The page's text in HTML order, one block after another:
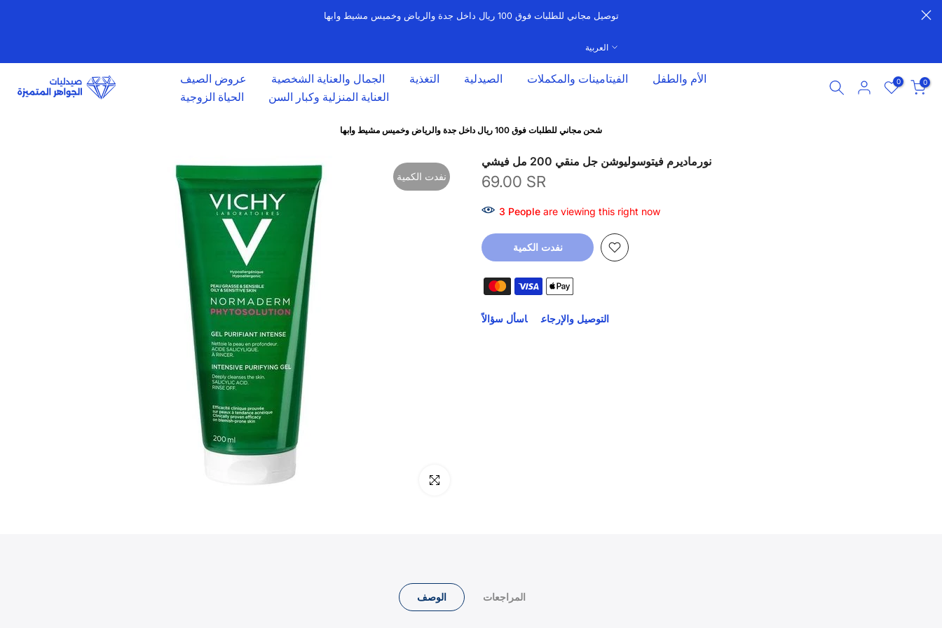
توصيل مجاني للطلبات فوق 100 ريال داخل جدة والرياض وخميس مشيط وابها
العربية
عروض الصيف الجمال والعناية الشخصية التغذية الصيدلية الفيتامينات والمكملات
الأم والطفل
الحياة الزوجية
العناية المنزلية وكبار السن
0 0
شحن مجاني للطلبات فوق 100 ريال داخل جدة والرياض وخميس مشيط وابها
نفدت الكمية
انقر للتكبير
نورماديرم فيتوسوليوشن جل منقي 200 مل فيشي
69.00 SR
2 People are viewing this right now
نفدت الكمية
التوصيل والإرجاع اسأل سؤالاً
الوصف المراجعات